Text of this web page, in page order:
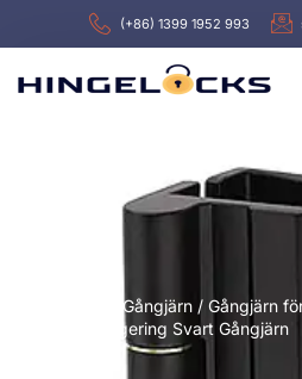
(+86) 1399 1952 993
Gångjärn / Gångjärn
Zinklegering Svart Gångjärn